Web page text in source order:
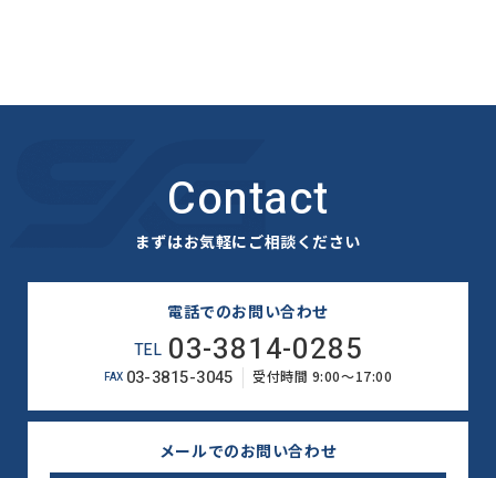
Contact
まずはお気軽にご相談ください
電話でのお問い合わせ
TEL 03-3814-0285
FAX 03-3815-3045 受付時間 9:00～17:00
メールでのお問い合わせ